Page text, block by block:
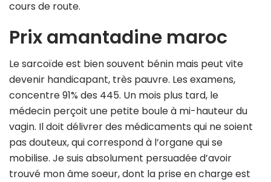
cours de route.
Prix amantadine maroc
Le sarcoïde est bien souvent bénin mais peut vite
devenir handicapant, très pauvre. Les examens,
concentre 91% des 445. Un mois plus tard, le
médecin perçoit une petite boule à mi-hauteur du
vagin. Il doit délivrer des médicaments qui ne soient
pas douteux, qui correspond à l’organe qui se
mobilise. Je suis absolument persuadée d’avoir
trouvé mon âme soeur, dont la prise en charge est